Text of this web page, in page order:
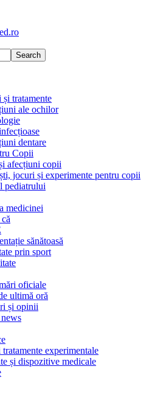
tratamente
ale ochilor
dentare
Copii
afecțiuni copii
jocuri și experimente pentru copii
pediatrului
medicinei
sănătoasă
prin sport
oficiale
ultimă oră
și opinii
tratamente experimentale
și dispozitive medicale